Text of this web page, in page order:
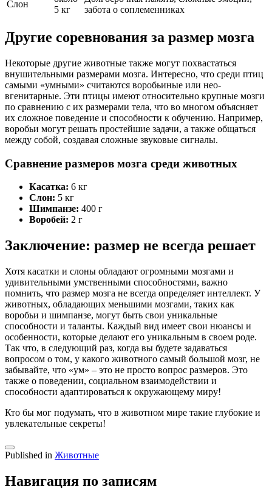
Слон
5 кг
забота о соплеменниках
Другие соревнования за размер мозга
Некоторые другие животные также могут похвастаться
внушительными размерами мозга. Интересно, что среди птиц
самыми «умными» считаются воробьиные или нео-
вгенитарные. Эти птицы имеют относительно крупные мозги
по сравнению с их размерами тела, что во многом объясняет
их сложное поведение и способности к обучению. Например,
воробьи могут решать простейшие задачи, а также общаться
между собой, создавая сложные звуковые сигналы.
Сравнение размеров мозга среди животных
Касатка: 6 кг
Слон: 5 кг
Шимпанзе: 400 г
Воробей: 2 г
Заключение: размер не всегда решает
Хотя касатки и слоны обладают огромными мозгами и
удивительными умственными способностями, важно
помнить, что размер мозга не всегда определяет интеллект. У
животных, обладающих меньшими мозгами, таких как
воробьи и шимпанзе, могут быть свои уникальные
способности и таланты. Каждый вид имеет свои нюансы и
особенности, которые делают его уникальным в своем роде.
Так что, в следующий раз, когда вы будете задаваться
вопросом о том, у какого животного самый большой мозг, не
забывайте, что «ум» – это не просто вопрос размеров. Это
также о поведении, социальном взаимодействии и
способности адаптироваться к окружающему миру!
Кто бы мог подумать, что в животном мире такие глубокие и
увлекательные секреты!
Published in Животные
Навигация по записям